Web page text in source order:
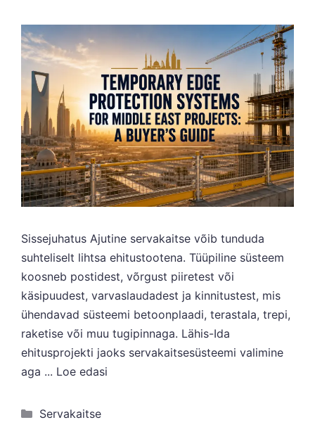
Sissejuhatus Ajutine servakaitse võib tunduda
suhteliselt lihtsa ehitustootena. Tüüpiline süsteem
koosneb postidest, võrgust piiretest või
käsipuudest, varvaslaudadest ja kinnitustest, mis
ühendavad süsteemi betoonplaadi, terastala, trepi,
raketise või muu tugipinnaga. Lähis-Ida
ehitusprojekti jaoks servakaitsesüsteemi valimine
aga ... Loe edasi
Kategooriad
Servakaitse